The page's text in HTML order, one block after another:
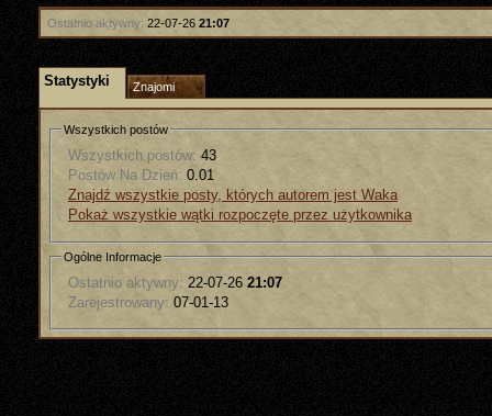
Ostatnio aktywny: 22-07-26 21:07
Statystyki Znajomi
Wszystkich postów
Wszystkich postów: 43
Postów Na Dzień: 0.01
Znajdź wszystkie posty, których autorem jest Waka
Pokaż wszystkie wątki rozpoczęte przez użytkownika
Ogólne Informacje
Ostatnio aktywny: 22-07-26 21:07
Zarejestrowany: 07-01-13